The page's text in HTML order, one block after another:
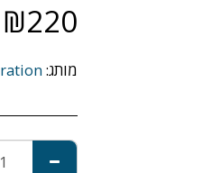
₪220
מותג: